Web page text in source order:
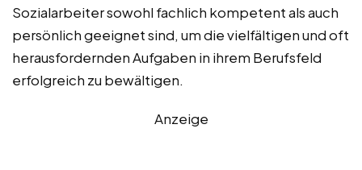
Sozialarbeiter sowohl fachlich kompetent als auch
persönlich geeignet sind, um die vielfältigen und oft
herausfordernden Aufgaben in ihrem Berufsfeld
erfolgreich zu bewältigen.
Anzeige